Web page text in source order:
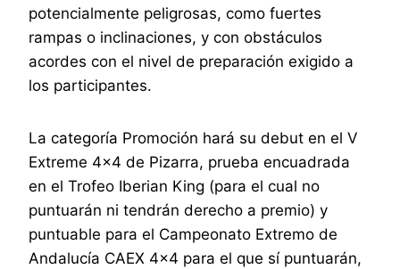
potencialmente peligrosas, como fuertes
rampas o inclinaciones, y con obstáculos
acordes con el nivel de preparación exigido a
los participantes.
La categoría Promoción hará su debut en el V
Extreme 4×4 de Pizarra, prueba encuadrada
en el Trofeo Iberian King (para el cual no
puntuarán ni tendrán derecho a premio) y
puntuable para el Campeonato Extremo de
Andalucía CAEX 4×4 para el que sí puntuarán,